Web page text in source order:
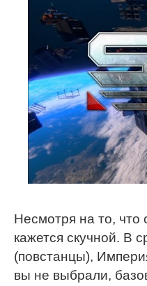
Несмотря на то, что
кажется скучной. В
(повстанцы),
вы не выбрали,